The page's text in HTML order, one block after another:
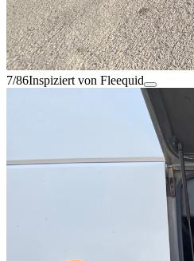
7/86Inspiziert von Fleequid